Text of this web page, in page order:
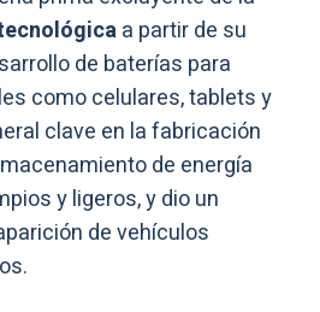
a partir de su
de baterías para
como celulares, tablets y
clave en la fabricación
de energía
y ligeros, y dio un
de vehículos